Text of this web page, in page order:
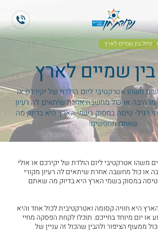
טיול בין שמיים לארץ
בין שמיים לארץ
משהו אטרקטיבי ליום הולדת של יקירכם או
מרהיבה או כול מחשבה אחרת שיתאים לה רעיון
רגיל- טיסה במסוק בשמי הארץ היא בדיוק מה
שאתם מחפשים!
משהו אטרקטיבי ליום הולדת של יקירכם או אולי
או כול מחשבה אחרת שיתאים לה רעיון מקורי
טיסה במסוק בשמי הארץ היא בדיוק מה שאתם
היא חוויה קסומה ואטרקטיבית לכול אחד והיא
או יום מיוחד בחייכם. תוכלו לקחת הפסקה מחיי
ממעוף הציפור ולהבין שהכול זה עניין של
ראשי
אודותנו
טיולי תיירים
הטיולים שלנו
גלריית תמונות
ממליצים
צור קשר
EN
ES